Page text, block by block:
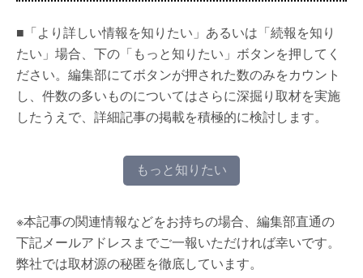
■「より詳しい情報を知りたい」あるいは「続報を知り
たい」場合、下の「もっと知りたい」ボタンを押してく
ださい。編集部にてボタンが押された数のみをカウント
し、件数の多いものについてはさらに深掘り取材を実施
したうえで、詳細記事の掲載を積極的に検討します。
もっと知りたい
※本記事の関連情報などをお持ちの場合、編集部直通の
下記メールアドレスまでご一報いただければ幸いです。
弊社では取材源の秘匿を徹底しています。